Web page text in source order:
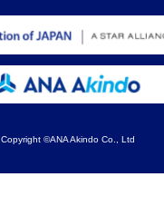
Copyright ©ANA Akindo Co., Ltd